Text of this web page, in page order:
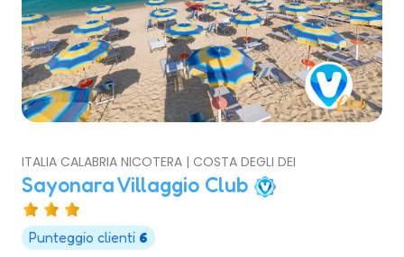
ITALIA CALABRIA NICOTERA | COSTA DEGLI DEI
Sayonara Villaggio Club
Punteggio clienti 6